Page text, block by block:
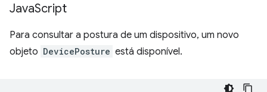
JavaScript
Para consultar a postura de um dispositivo, um novo
objeto DevicePosture está disponível.